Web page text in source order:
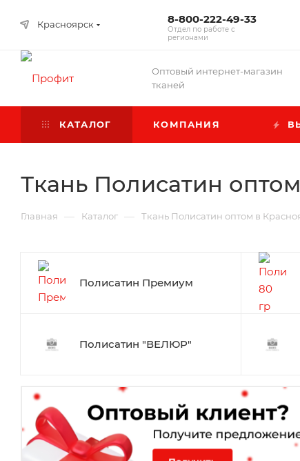
Красноярск 8-800-222-49-33
Отдел по работе с
регионами
Оптовый интернет-магазин
тканей
КАТАЛОГ КОМПАНИЯ
Ткань Полисатин
Главная — Каталог — Ткань Полисатин оптом в
Полисатин Премиум
Полисатин "ВЕЛЮР"